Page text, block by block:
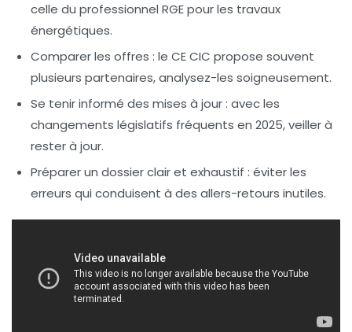
celle du professionnel RGE pour les travaux
énergétiques.
Comparer les offres : le CE CIC propose souvent
plusieurs partenaires, analysez-les soigneusement.
Se tenir informé des mises à jour: avec les
changements législatifs fréquents en 2025, veiller à
rester à jour.
Préparer un dossier clair et exhaustif : éviter les
erreurs qui conduisent à des allers-retours inutiles.